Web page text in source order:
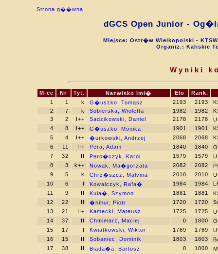
Strona g��wna
dGCS Open Junior -
Miejsce: Ostr�w Wielkopolski -
Organiz.: Kaliskie
Wyniki
M-ce Nr Tyt. Nazwisko Imi� Elo
Rank.
1
1 k G�uszko, Tomasz 2193 2193
2
7 k Sobierska, Wioletta 1982 1982
3
2 I++ Sadzikowski, Daniel 2178 2178
4
8 I++ G�uszko, Monika 1901 1901
5
4 I++ �urkowski, Andrzej 2068 2068
6
11 II+ Pera, Adam 1840 1840
7
32 II Pero�czyk, Karol 1579 1579
8
3 k++ Nowak, Ma�gorzata 2082 2082
9
5 k Chrz�szcz, Malvina 2010 2010
10
6 I Kowalczyk, Rafa� 1984 1984
11
9 II Kula�, Szymon 1881 1881
12
22 II �nihur, Piotr 1720 1720
13
21 II+ Kamecki, Mateusz 1725 1725
14
37 II Chmielarz, Maciej 0 1800
15
17 I Kwiatkowski, Wiktor 1769 1769
16
15 II Sobaniec, Dominik 1803 1803
17
38 II Biada�a, Bartosz 0 1800